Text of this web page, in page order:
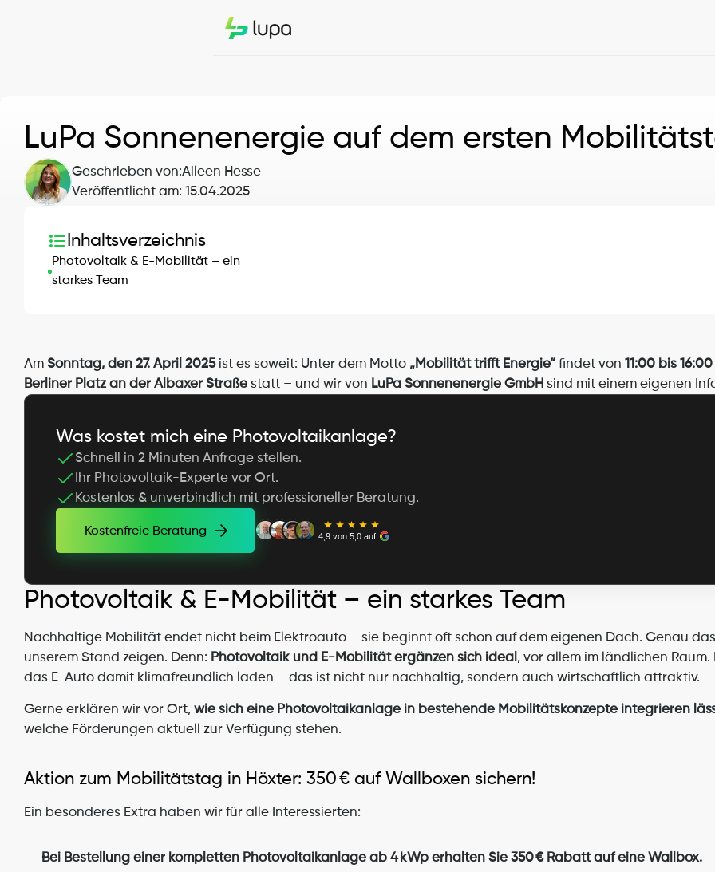
LuPa Sonnenenergie auf dem ersten
Geschrieben von:Aileen Hesse
Veröffentlicht am: 15.04.2025
Am Sonntag, den 27. April 2025 ist es soweit: Unter dem Motto „Mobilität trifft Energie“ findet von 11:00 bis
Berliner Platz an der Albaxer Straße statt – und wir von LuPa Sonnenenergie GmbH sind mit einem eigenen
Was kostet mich eine Photovoltaikanlage?
Schnell in 2 Minuten Anfrage stellen.
Ihr Photovoltaik-Experte vor Ort.
Kostenlos & unverbindlich mit professioneller Beratung.
Kostenfreie Beratung 4,9 von 5,0 auf
Photovoltaik & E-Mobilität – ein starkes Team
Nachhaltige Mobilität endet nicht beim Elektroauto – sie beginnt oft schon auf dem eigenen Dach. Genau
unserem Stand zeigen. Denn: Photovoltaik und E-Mobilität ergänzen sich ideal , vor allem im ländlichen
das E-Auto damit klimafreundlich laden – das ist nicht nur nachhaltig, sondern auch wirtschaftlich attraktiv.
Gerne erklären wir vor Ort, wie sich eine Photovoltaikanlage in bestehende Mobilitätskonzepte integrieren
welche Förderungen aktuell zur Verfügung stehen.
Aktion zum Mobilitätstag in Höxter: 350 € auf Wallboxen sichern!
Ein besonderes Extra haben wir für alle Interessierten:
Bei Bestellung einer kompletten Photovoltaikanlage ab 4 kWp erhalten Sie 350 € Rabatt auf eine Wallbox.
Inhaltsverzeichnis
Photovoltaik & E-Mobilität – ein
starkes Team